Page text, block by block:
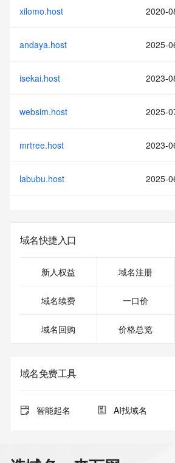
xilomo.host 2020-
andaya.host 2025-
isekai.host 2023-
websim.host 2025-
mrtree.host 2023-
labubu.host 2025-
域名快捷入口
新人权益 域名注册
域名续费 一口价
域名回购 价格总览
域名免费工具
智能起名 AI找域名